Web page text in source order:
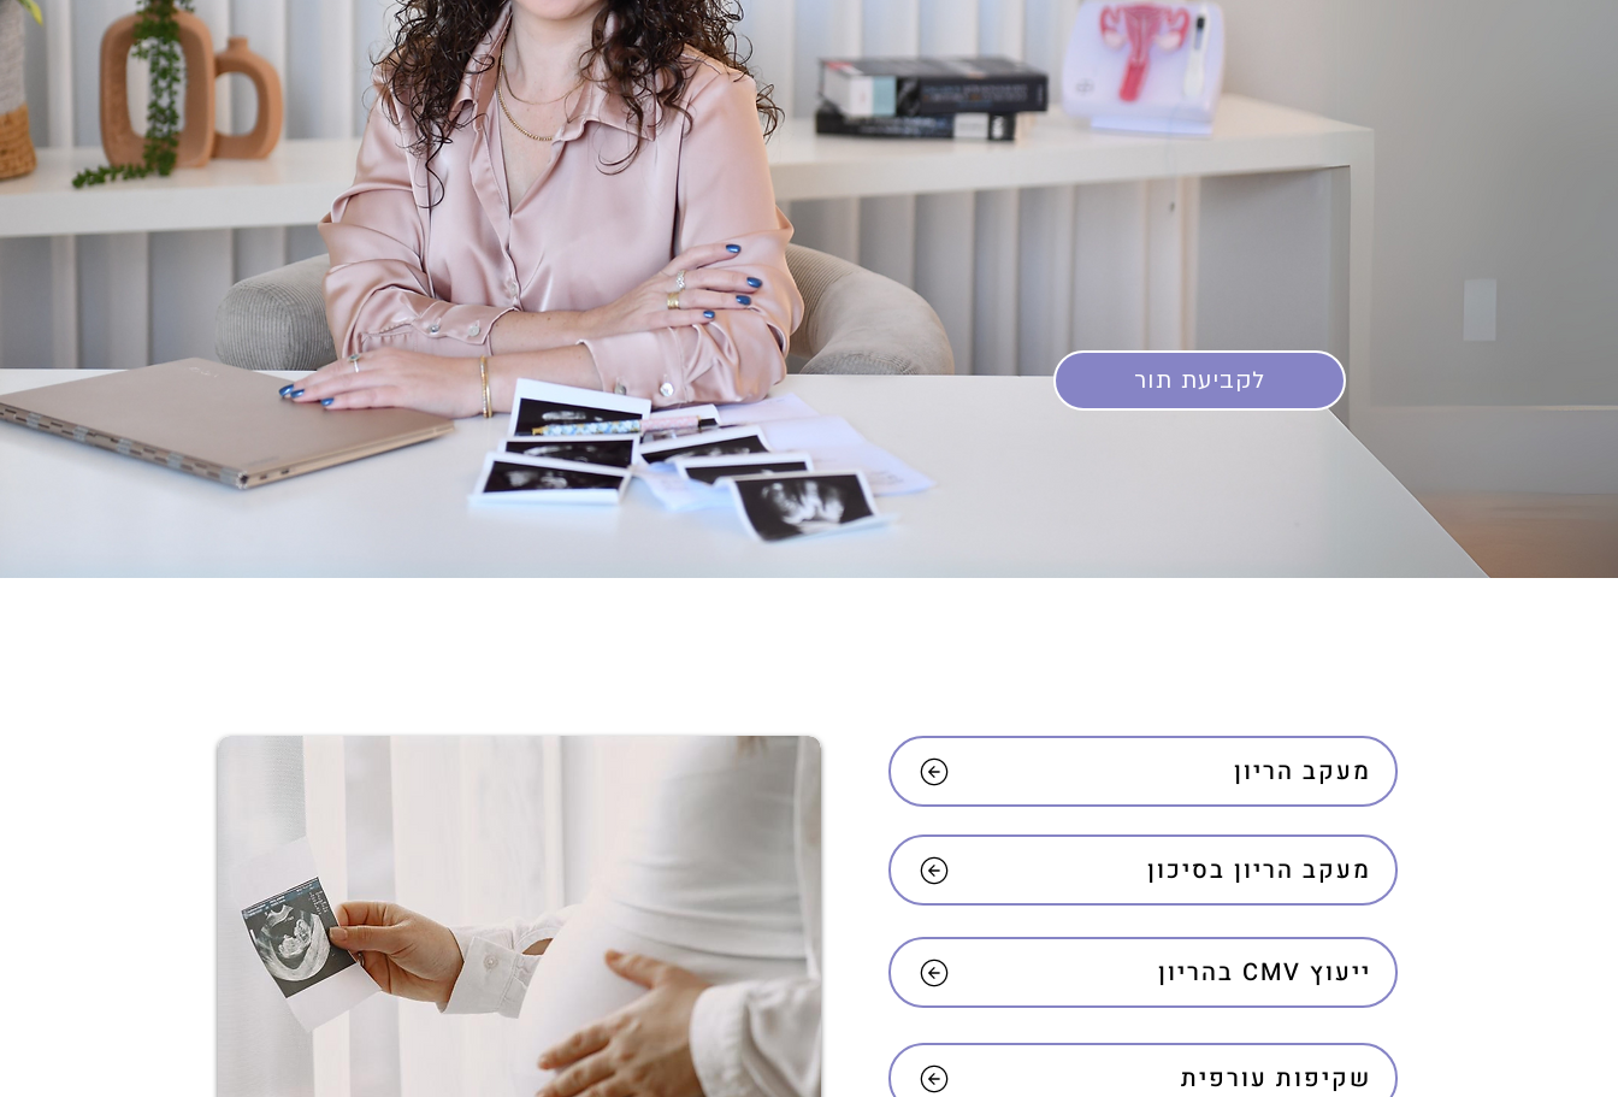
ד״ר רבינוביץ' אירה
רופאה מומחית בגינקולוגיה, מיילדות,
לקביעת תור
מעקב הריון
מעקב הריון בסיכון
בהריון CMV ייעוץ
שקיפות עורפית